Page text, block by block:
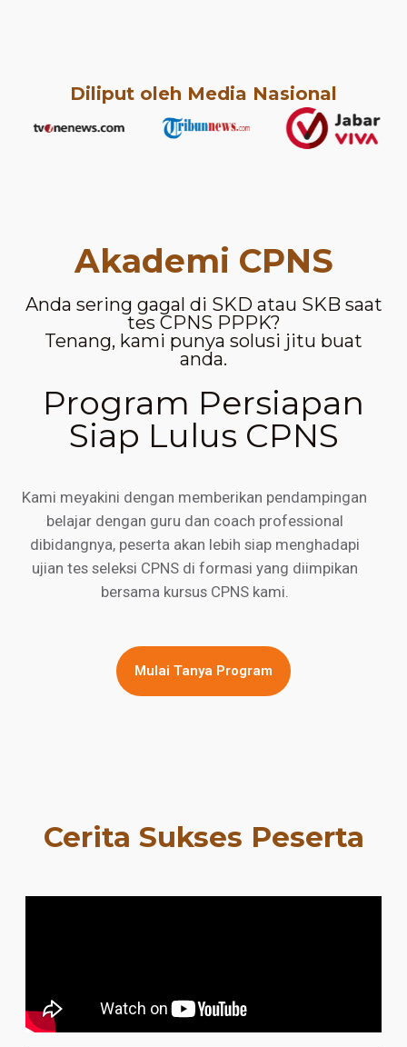
Diliput oleh Media Nasional
Akademi CPNS
Anda sering gagal di SKD atau SKB saat
tes CPNS PPPK?
Tenang, kami punya solusi jitu buat
anda.
Program Persiapan
Siap Lulus CPNS
Kami meyakini dengan memberikan pendampingan
belajar dengan guru dan coach professional
dibidangnya, peserta akan lebih siap menghadapi
ujian tes seleksi CPNS di formasi yang diimpikan
bersama kursus CPNS kami.
Mulai Tanya Program
Cerita Sukses Peserta